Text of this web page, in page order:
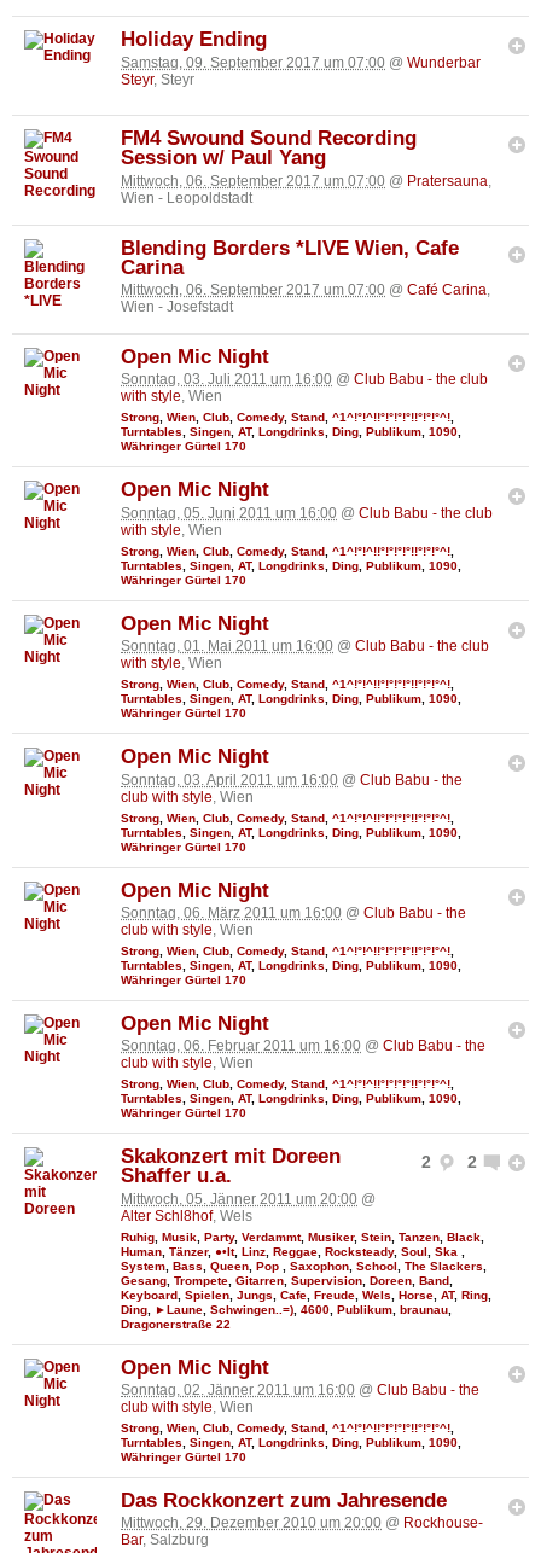
Holiday Ending
Samstag, 09. September 2017 um 07:00 @ Wunderbar
Steyr, Steyr
FM4 Swound Sound Recording
Session w/ Paul Yang
Mittwoch, 06. September 2017 um 07:00 @ Pratersauna
Wien - Leopoldstadt
Blending Borders *LIVE Wien, Cafe
Carina
Mittwoch, 06. September 2017 um 07:00 @ Café Carina,
Wien - Josefstadt
Open Mic Night
Sonntag, 03. Juli 2011 um 16:00 @ Club Babu - the club
with style, Wien
Strong, Wien, Club, Comedy, Stand, ^1^!°!^!!°!°!°!°!!°!°!°^!,
Turntables, Singen, AT, Longdrinks, Ding, Publikum, 1090,
Währinger Gürtel 170
Open Mic Night
Sonntag, 05. Juni 2011 um 16:00 @ Club Babu - the club
with style, Wien
Strong Wien Club Comedy, Stand ^1^!°!^!!°!°!°!°!!°!°!°^!
Turntables
Singen AT, Longdrinks Ding Publikum 1090
Währinger Gürtel 170
Open Mic Night
Sonntag, 01. Mai 2011 um 16:00 @ Club Babu - the club
with style, Wien
Strong Wien Club Comedy, Stand ^1^!°!^!!°!°!°!°!!°!°!°^!
Turntables
Singen AT, Longdrinks Ding Publikum 1090
Währinger Gürtel 170
Open Mic Night
Sonntag, 03. April 2011 um 16:00 @ Club Babu - the
club with style , Wien
Strong Wien Club Comedy, Stand ^1^!°!^!!°!°!°!°!!°!°!°^!
Turntables
Singen AT, Longdrinks Ding Publikum 1090
Währinger Gürtel 170
Open Mic Night
Sonntag, 06. März 2011 um 16:00 @ Club Babu - the
club with style, Wien
Strong Wien Club Comedy, Stand ^1^!°!^!!°!°!°!°!!°!°!°^!
Turntables
Singen AT, Longdrinks Ding Publikum 1090
Währinger Gürtel 170
Open Mic Night
Sonntag, 06. Februar 2011 um 16:00 @ Club Babu - the
club with style, Wien
Strong, Wien, Club, Comedy, Stand, ^1^!°!^!!°!°!°!°!!°!°!°^!,
Turntables, Singen, AT, Longdrinks, Ding, Publikum, 1090,
Währinger Gürtel 170
2 2
Skakonzert mit Doreen
Shaffer u.a.
Mittwoch, 05. Jänner 2011 um 20:00 @
Alter Schl8hof, Wels
Ruhig Musik Party, Verdammt, Musiker, Stein Tanzen Black
Human Tänzer, ●•It, Linz Reggae Rocksteady, Soul Ska
System Bass Queen Pop Saxophon School The Slackers
Gesang Trompete Gitarren Supervision Doreen Band
Keyboard Spielen Jungs Cafe Freude Wels Horse AT, Ring
Ding
►Laune Schwingen..=) 4600 Publikum braunau
Dragonerstraße 22
Open Mic Night
Sonntag, 02. Jänner 2011 um 16:00 @ Club Babu - the
club with style, Wien
Strong Wien Club Comedy, Stand ^1^!°!^!!°!°!°!°!!°!°!°^!
Turntables
Singen AT, Longdrinks Ding Publikum 1090
Währinger Gürtel 170
Das Rockkonzert zum Jahresende
Mittwoch, 29. Dezember 2010 um 20:00 @ Rockhouse-
Bar, Salzburg